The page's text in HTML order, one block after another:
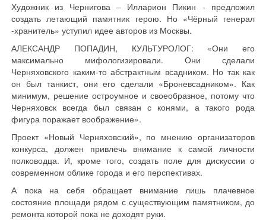
Художник из Чернигова – Илларион Пикин - предложил
создать летающий памятник герою. Но «Чёрный генерал
-хранитель» уступил идее авторов из Москвы.
АЛЕКСАНДР ПОПАДИН, КУЛЬТУРОЛОГ: «Они его
максимально мифологизировали. Они сделали
Черняховского каким-то абстрактным всадником. Но так как
он был танкист, они его сделали «Броневсадником». Как
минимум, решение остроумное и своеобразное, потому что
Черняховск всегда был связан с конями, а такого рода
фигура поражает воображение».
Проект «Новый Черняховский», по мнению организаторов
конкурса, должен привлечь внимание к самой личности
полководца. И, кроме того, создать поле для дискуссии о
современном облике города и его перспективах.
А пока на себя обращает внимание лишь плачевное
состояние площади рядом с существующим памятником, до
ремонта которой пока не доходят руки.